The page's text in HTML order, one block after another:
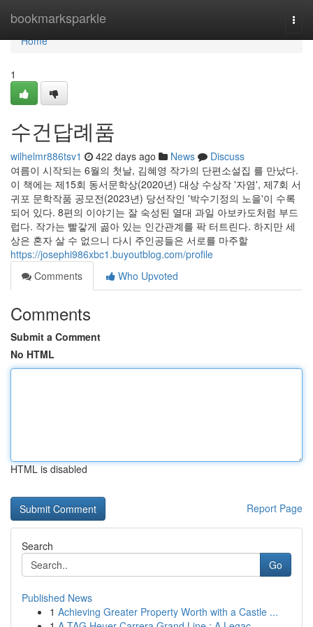
bookmarksparkle
Home
Home
1
수건답례품
wilhelmr886tsv1 422 days ago News
Discuss
여름이 시작되는 6월의 첫날, 김혜영 작가의 단편소설집 를 만났다.
이 책에는 제15회 동서문학상(2020년) 대상 수상작 '자염', 제7회 서
귀포 문학작품 공모전(2023년) 당선작인 '박수기정의 노을'이 수록
되어 있다. 8편의 이야기는 잘 숙성된 열대 과일 아보카도처럼 부드
럽다. 작가는 빨갛게 곪아 있는 인간관계를 팍 터트린다. 하지만 세
상은 혼자 살 수 없으니 다시 주인공들은 서로를 마주할
https://josephi986xbc1.buyoutblog.com/profile
Comments
Who Upvoted
Comments
Submit a Comment
No HTML
HTML is disabled
Report Page
Search
Go
Published News
1 Achieving Greater Property Worth with a Castle ...